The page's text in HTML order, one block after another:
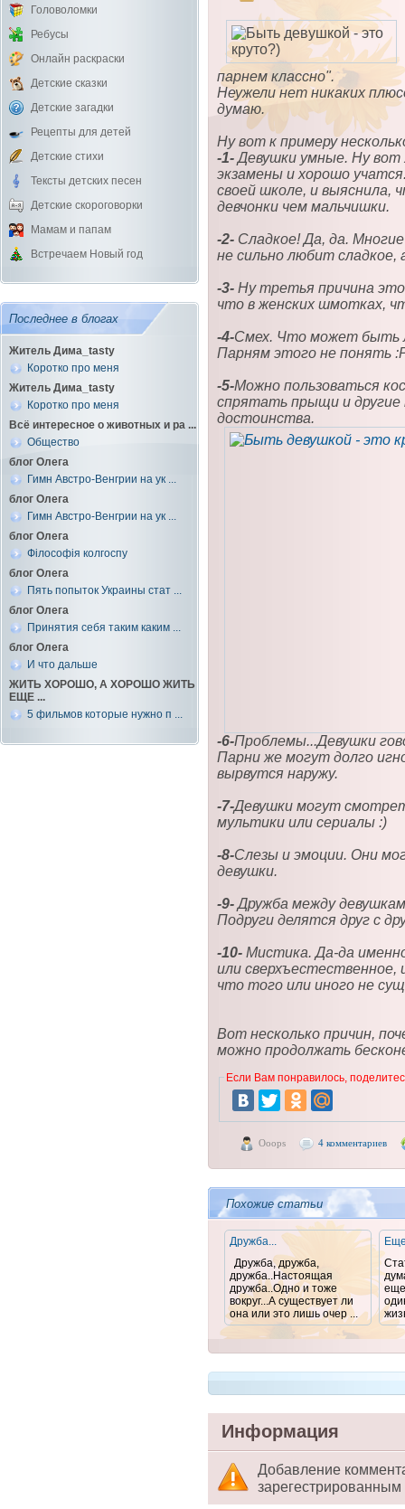
Головоломки
Ребусы
Онлайн раскраски
Детские сказки
Детские загадки
Рецепты для детей
Детские стихи
Тексты детских песен
Детские скороговорки
Мамам и папам
Встречаем Новый год
Последнее в блогах
Житель Дима_tasty
Коротко про меня
Житель Дима_tasty
Коротко про меня
Всё интересное о животных и ра ...
Общество
блог Олега
Гимн Австро-Венгрии на ук ...
блог Олега
Гимн Австро-Венгрии на ук ...
блог Олега
Філософія колгоспу
блог Олега
Пять попыток Украины стат ...
блог Олега
Принятия себя таким каким ...
блог Олега
И что дальше
ЖИТЬ ХОРОШО, А ХОРОШО ЖИТЬ
ЕЩЕ ...
5 фильмов которые нужно п ...
парнем классно".
Неужели нет никаких
думаю.
Ну вот к примеру
-1-Девушки умные. Ну
экзамены и хорошо
своей школе, и выяснила,
девчонки чем мальчишки.
-2- Сладкое! Да, да.
не сильно любит
-3- Ну третья причина
что в женских шмотках,
-4-Смех. Что может быть
Парням этого не понять
-5-Можно пользоваться
спрятать прыщи и другие
достоинства.
-6-Проблемы...Девушки
Парни же могут долго
вырвутся наружу.
-7-Девушки могут
мультики или сериалы :)
-8-Слезы и эмоции. Они
девушки.
-9-Дружба между
Подруги делятся друг с
-10- Мистика. Да-да
или сверхъестественное,
что того или иного не
Вот несколько причин,
можно продолжать
Если Вам понравилось,
Ooops 4 комментариев
Похожие статьи
Дружба...
Дружба, дружба,
дружба..Настоящая
дружба..Одно и тоже
вокруг...А существует ли
она или это лишь очер ...
Информация
Добавление